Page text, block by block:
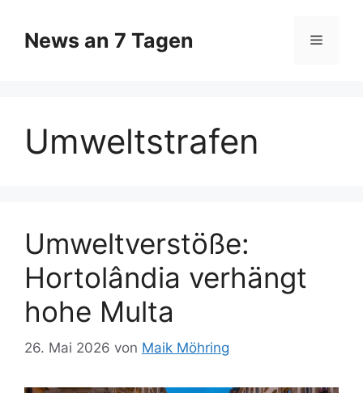
Inhalt
springen
News an 7 Tagen Menü
Umweltstrafen
Umweltverstöße:
Hortolândia verhängt
hohe Multa
26. Mai 2026 von Maik Möhring